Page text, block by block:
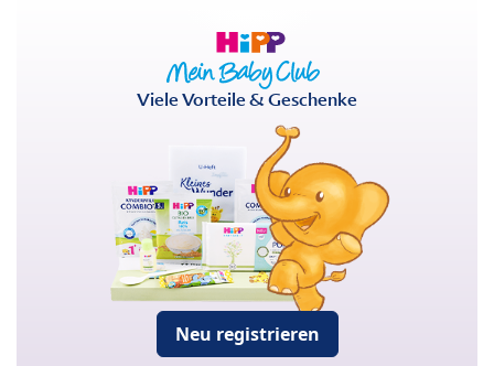
Viele Vorteile & Geschenke
Neu registrieren